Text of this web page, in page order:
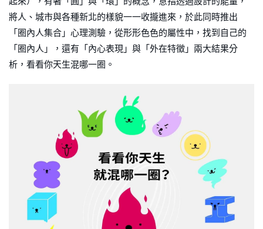
將人、城市與各種新北的樣貌一一收攏進來，於此同時推出
「圈內人集合」心理測驗，從形形色色的屬性中，找到自己的
「圈內人」，還有「內心表現」與「外在特徵」兩大結果分
析，看看你天生混哪一圈。